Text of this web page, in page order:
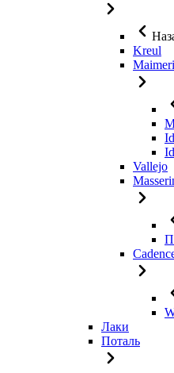
Kreul
Maimeri
Vallejo
Лаки
Поталь